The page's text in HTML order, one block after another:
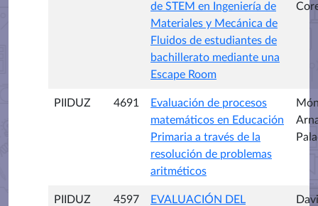
de STEM en Ingeniería de
Materiales y Mecánica de
Fluidos de estudiantes de
bachillerato mediante una
Escape Room
PIIDUZ 4691
Evaluación de procesos
matemáticos en Educación
Primaria a través de la
resolución de problemas
aritméticos
PIIDUZ 4597
EVALUACIÓN DEL